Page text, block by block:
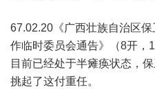
67.02.20《广西壮族自治区
作临时委员会通告》（8开，
目前已经处于半瘫痪状态，
挑起了这付重任。